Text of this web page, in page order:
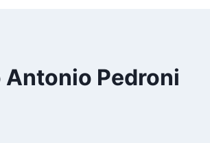
Antonio Pedroni